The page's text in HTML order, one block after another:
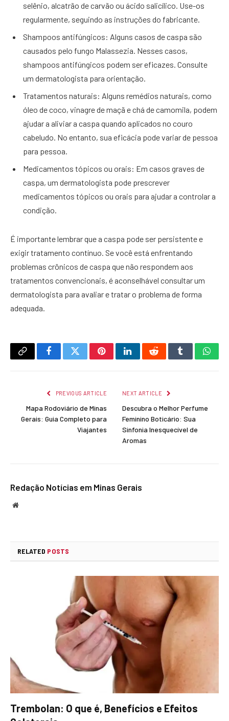
selênio, alcatrão de carvão ou ácido salicílico. Use-os
regularmente, seguindo as instruções do fabricante.
Shampoos antifúngicos: Alguns casos de caspa são
causados pelo fungo Malassezia. Nesses casos,
shampoos antifúngicos podem ser eficazes. Consulte
um dermatologista para orientação.
Tratamentos naturais: Alguns remédios naturais, como
óleo de coco, vinagre de maçã e chá de camomila, podem
ajudar a aliviar a caspa quando aplicados no couro
cabeludo. No entanto, sua eficácia pode variar de pessoa
para pessoa.
Medicamentos tópicos ou orais: Em casos graves de
caspa, um dermatologista pode prescrever
medicamentos tópicos ou orais para ajudar a controlar a
condição.
É importante lembrar que a caspa pode ser persistente e
exigir tratamento contínuo. Se você está enfrentando
problemas crônicos de caspa que não respondem aos
tratamentos convencionais, é aconselhável consultar um
dermatologista para avaliar e tratar o problema de forma
adequada.
Copy
FacebookTwitterPinterestLinkedInRedditTumblr
PREVIOUS ARTICLE
Mapa Rodoviário de Minas
Gerais: Guia Completo para
Viajantes
NEXT ARTICLE
Descubra o Melhor Perfume
Feminino Boticário: Sua
Sinfonia Inesquecível de
Aromas
Redação Notícias em Minas Gerais
Website
RELATED POSTS
Trembolan: O que é, Benefícios e Efeitos